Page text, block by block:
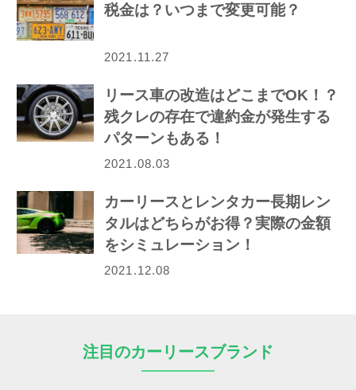
税金は？いつまで変更可能？
2021.11.27
リース車の改造はどこまでOK！？
残クレの存在で違約金が発生する
パターンもある！
2021.08.03
カーリースとレンタカー長期レン
タルはどちらがお得？実際の金額
をシミュレーション！
2021.12.08
注目のカーリースブランド